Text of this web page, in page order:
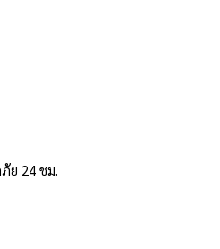
ต้อง
ได้แก่ ถนนบางกรวย-ไทรน้อย
ย 24 ชม.